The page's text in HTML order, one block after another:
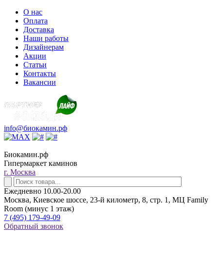
О нас
Оплата
Доставка
Наши работы
Дизайнерам
Акции
Статьи
Контакты
Вакансии
info@биокамин.рф
Биокамин.рф
Гипермаркет каминов
г. Москва
Ежедневно 10.00-20.00
Москва, Киевское шоссе, 23-й километр, 8, стр. 1, МЦ Family
Room (минус 1 этаж)
7 (495) 179-49-09
Обратный звонок